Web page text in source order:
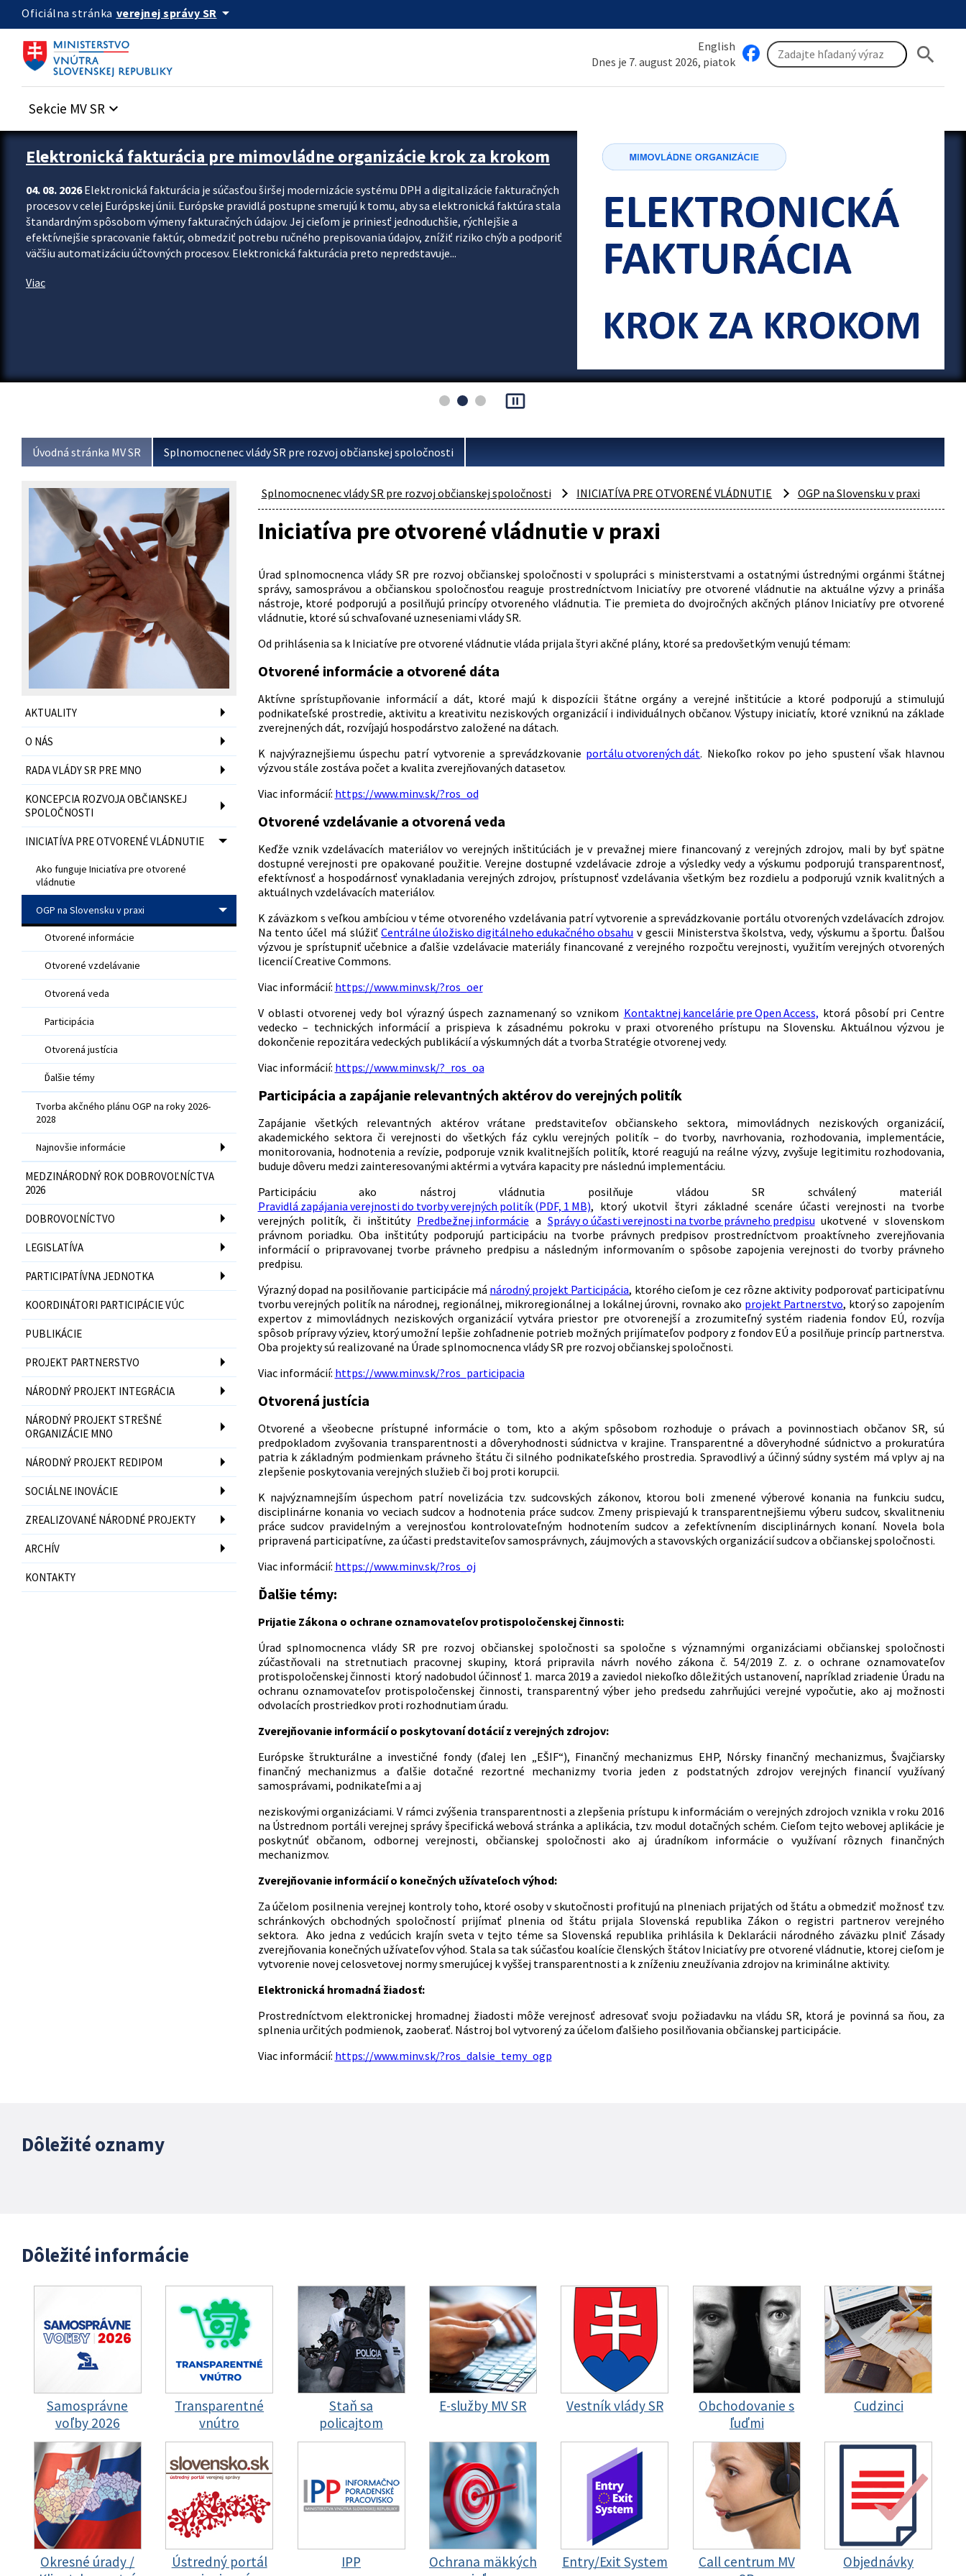
Preskocit na hlavný obsah
Oficiálna stránka verejnej správy SR arrow_drop_down
English
Dnes je 7. august 2026, piatok
search
Sekcie MV SR keyboard_arrow_down
Zastavit automatický posun upútavok
Elektronická fakturácia pre mimovládne organizácie krok za krokom
04. 08. 2026Elektronická fakturácia je súčasťou širšej modernizácie systému DPH a digitalizácie fakturačných
procesov v celej Európskej únii. Európske pravidlá postupne smerujú k tomu, aby sa elektronická faktúra stala
štandardným spôsobom výmeny fakturačných údajov. Jej cieľom je priniesť jednoduchšie, rýchlejšie a
efektívnejšie spracovanie faktúr, obmedziť potrebu ručného prepisovania údajov, znížiť riziko chýb a podporiť
väčšiu automatizáciu účtovných procesov. Elektronická fakturácia preto nepredstavuje...
Viac
pause_presentation
Úvodná stránka MV SR Splnomocnenec vlády SR pre rozvoj občianskej spoločnosti
AKTUALITY
O NÁS
RADA VLÁDY SR PRE MNO
KONCEPCIA ROZVOJA OBČIANSKEJ
SPOLOČNOSTI
INICIATÍVA PRE OTVORENÉ VLÁDNUTIE
Ako funguje Iniciatíva pre otvorené
vládnutie
OGP na Slovensku v praxi
Otvorené informácie
Otvorené vzdelávanie
Otvorená veda
Participácia
Otvorená justícia
Ďalšie témy
Tvorba akčného plánu OGP na roky 2026-
2028
Najnovšie informácie
MEDZINÁRODNÝ ROK DOBROVOĽNÍCTVA
2026
DOBROVOĽNÍCTVO
LEGISLATÍVA
PARTICIPATÍVNA JEDNOTKA
KOORDINÁTORI PARTICIPÁCIE VÚC
PUBLIKÁCIE
PROJEKT PARTNERSTVO
NÁRODNÝ PROJEKT INTEGRÁCIA
NÁRODNÝ PROJEKT STREŠNÉ
ORGANIZÁCIE MNO
NÁRODNÝ PROJEKT REDIPOM
SOCIÁLNE INOVÁCIE
ZREALIZOVANÉ NÁRODNÉ PROJEKTY
ARCHÍV
KONTAKTY
Splnomocnenec vlády SR pre rozvoj občianskej spoločnosti INICIATÍVA PRE OTVORENÉ VLÁDNUTIE OGP na Slovensku v praxi
Iniciatíva pre otvorené vládnutie v praxi
Úrad splnomocnenca vlády SR pre rozvoj občianskej spoločnosti v spolupráci s ministerstvami a ostatnými ústrednými orgánmi štátnej
správy, samosprávou a občianskou spoločnosťou reaguje prostredníctvom Iniciatívy pre otvorené vládnutie na aktuálne výzvy a prináša
nástroje, ktoré podporujú a posilňujú princípy otvoreného vládnutia. Tie premieta do dvojročných akčných plánov Iniciatívy pre otvorené
vládnutie, ktoré sú schvaľované uzneseniami vlády SR.
Od prihlásenia sa k Iniciatíve pre otvorené vládnutie vláda prijala štyri akčné plány, ktoré sa predovšetkým venujú témam:
Otvorené informácie a otvorené dáta
Aktívne sprístupňovanie informácií a dát, ktoré majú k dispozícii štátne orgány a verejné inštitúcie a ktoré podporujú a stimulujú
podnikateľské prostredie, aktivitu a kreativitu neziskových organizácií i individuálnych občanov. Výstupy iniciatív, ktoré vzniknú na základe
zverejnených dát, rozvíjajú hospodárstvo založené na dátach.
K najvýraznejšiemu úspechu patrí vytvorenie a sprevádzkovanie portálu otvorených dát. Niekoľko rokov po jeho spustení však hlavnou
výzvou stále zostáva počet a kvalita zverejňovaných datasetov.
Viac informácií: https://www.minv.sk/?ros_od
Otvorené vzdelávanie a otvorená veda
Keďže vznik vzdelávacích materiálov vo verejných inštitúciách je v prevažnej miere financovaný z verejných zdrojov, mali by byť spätne
dostupné verejnosti pre opakované použitie. Verejne dostupné vzdelávacie zdroje a výsledky vedy a výskumu podporujú transparentnosť,
efektívnosť a hospodárnosť vynakladania verejných zdrojov, prístupnosť vzdelávania všetkým bez rozdielu a podporujú vznik kvalitných a
aktuálnych vzdelávacích materiálov.
K záväzkom s veľkou ambíciou v téme otvoreného vzdelávania patrí vytvorenie a sprevádzkovanie portálu otvorených vzdelávacích zdrojov.
Na tento účel má slúžiťCentrálne úložisko digitálneho edukačného obsahu v gescii Ministerstva školstva, vedy, výskumu a športu. Ďalšou
výzvou je sprístupniť učebnice a ďalšie vzdelávacie materiály financované z verejného rozpočtu verejnosti, využitím verejných otvorených
licencií Creative Commons.
Viac informácií: https://www.minv.sk/?ros_oer
V oblasti otvorenej vedy bol výrazný úspech zaznamenaný so vznikom Kontaktnej kancelárie pre Open Access, ktorá pôsobí pri Centre
vedecko – technických informácií a prispieva k zásadnému pokroku v praxi otvoreného prístupu na Slovensku. Aktuálnou výzvou je
dokončenie repozitára vedeckých publikácií a výskumných dát a tvorba Stratégie otvorenej vedy.
Viac informácií: https://www.minv.sk/?_ros_oa
Participácia a zapájanie relevantných aktérov do verejných politík
Zapájanie všetkých relevantných aktérov vrátane predstaviteľov občianskeho sektora, mimovládnych neziskových organizácií,
akademického sektora či verejnosti do všetkých fáz cyklu verejných politík – do tvorby, navrhovania, rozhodovania, implementácie,
monitorovania, hodnotenia a revízie, podporuje vznik kvalitnejších politík, ktoré reagujú na reálne výzvy, zvyšuje legitimitu rozhodovania,
buduje dôveru medzi zainteresovanými aktérmi a vytvára kapacity pre následnú implementáciu.
Participáciu ako nástroj vládnutia posilňuje vládou SR schválený materiál
Pravidlá zapájania verejnosti do tvorby verejných politík (PDF, 1 MB), ktorý ukotvil štyri základné scenáre účasti verejnosti na tvorbe
verejných politík, či inštitúty Predbežnej informácie a Správy o účasti verejnosti na tvorbe právneho predpisu ukotvené v slovenskom
právnom poriadku. Oba inštitúty podporujú participáciu na tvorbe právnych predpisov prostredníctvom proaktívneho zverejňovania
informácií o pripravovanej tvorbe právneho predpisu a následným informovaním o spôsobe zapojenia verejnosti do tvorby právneho
predpisu.
Výrazný dopad na posilňovanie participácie má národný projekt Participácia, ktorého cieľom je cez rôzne aktivity podporovať participatívnu
tvorbu verejných politík na národnej, regionálnej, mikroregionálnej a lokálnej úrovni, rovnako ako projekt Partnerstvo, ktorý so zapojením
expertov z mimovládnych neziskových organizácií vytvára priestor pre otvorenejší a zrozumiteľný systém riadenia fondov EÚ, rozvíja
spôsob prípravy výziev, ktorý umožní lepšie zohľadnenie potrieb možných prijímateľov podpory z fondov EÚ a posilňuje princíp partnerstva.
Oba projekty sú realizované na Úrade splnomocnenca vlády SR pre rozvoj občianskej spoločnosti.
Viac informácií: https://www.minv.sk/?ros_participacia
Otvorená justícia
Otvorené a všeobecne prístupné informácie o tom, kto a akým spôsobom rozhoduje o právach a povinnostiach občanov SR, sú
predpokladom zvyšovania transparentnosti a dôveryhodnosti súdnictva v krajine. Transparentné a dôveryhodné súdnictvo a prokuratúra
patria k základným podmienkam právneho štátu či silného podnikateľského prostredia. Spravodlivý a účinný súdny systém má vplyv aj na
zlepšenie poskytovania verejných služieb či boj proti korupcii.
K najvýznamnejším úspechom patrí novelizácia tzv. sudcovských zákonov, ktorou boli zmenené výberové konania na funkciu sudcu,
disciplinárne konania vo veciach sudcov a hodnotenia práce sudcov. Zmeny prispievajú k transparentnejšiemu výberu sudcov, skvalitneniu
práce sudcov pravidelným a verejnosťou kontrolovateľným hodnotením sudcov a zefektívnením disciplinárnych konaní. Novela bola
pripravená participatívne, za účasti predstaviteľov samosprávnych, záujmových a stavovských organizácií sudcov a občianskej spoločnosti.
Viac informácií: https://www.minv.sk/?ros_oj
Ďalšie témy:
Prijatie Zákona o ochrane oznamovateľov protispoločenskej činnosti:
Úrad splnomocnenca vlády SR pre rozvoj občianskej spoločnosti sa spoločne s významnými organizáciami občianskej spoločnosti
zúčastňovali na stretnutiach pracovnej skupiny, ktorá pripravila návrh nového zákona č. 54/2019 Z. z. o ochrane oznamovateľov
protispoločenskej činnosti ktorý nadobudol účinnosť 1. marca 2019 a zaviedol niekoľko dôležitých ustanovení, napríklad zriadenie Úradu na
ochranu oznamovateľov protispoločenskej činnosti, transparentný výber jeho predsedu zahrňujúci verejné vypočutie, ako aj možnosti
odvolacích prostriedkov proti rozhodnutiam úradu.
Zverejňovanie informácií o poskytovaní dotácií z verejných zdrojov:
Európske štrukturálne a investičné fondy (ďalej len „EŠIF“), Finančný mechanizmus EHP, Nórsky finančný mechanizmus, Švajčiarsky
finančný mechanizmus a ďalšie dotačné rezortné mechanizmy tvoria jeden z podstatných zdrojov verejných financií využívaný
samosprávami, podnikateľmi a aj
neziskovými organizáciami. V rámci zvýšenia transparentnosti a zlepšenia prístupu k informáciám o verejných zdrojoch vznikla v roku 2016
na Ústrednom portáli verejnej správy špecifická webová stránka a aplikácia, tzv. modul dotačných schém. Cieľom tejto webovej aplikácie je
poskytnúť občanom, odbornej verejnosti, občianskej spoločnosti ako aj úradníkom informácie o využívaní rôznych finančných
mechanizmov.
Zverejňovanie informácií o konečných užívateľoch výhod:
Za účelom posilnenia verejnej kontroly toho, ktoré osoby v skutočnosti profitujú na plneniach prijatých od štátu a obmedziť možnosť tzv.
schránkových obchodných spoločností prijímať plnenia od štátu prijala Slovenská republika Zákon o registri partnerov verejného
sektora. Ako jedna z vedúcich krajín sveta v tejto téme sa Slovenská republika prihlásila k Deklarácii národného záväzku plniť Zásady
zverejňovania konečných užívateľov výhod. Stala sa tak súčasťou koalície členských štátov Iniciatívy pre otvorené vládnutie, ktorej cieľom je
vytvorenie novej celosvetovej normy smerujúcej k vyššej transparentnosti a k zníženiu zneužívania zdrojov na kriminálne aktivity.
Elektronická hromadná žiadosť:
Prostredníctvom elektronickej hromadnej žiadosti môže verejnosť adresovať svoju požiadavku na vládu SR, ktorá je povinná sa ňou, za
splnenia určitých podmienok, zaoberať. Nástroj bol vytvorený za účelom ďalšieho posilňovania občianskej participácie.
Viac informácií: https://www.minv.sk/?ros_dalsie_temy_ogp
Dôležité oznamy
Dôležité informácie
Samosprávne
voľby 2026
Transparentné
vnútro
Staň sa
policajtom
E-služby MV SR Vestník vlády SR
Obchodovanie s
ľuďmi
Cudzinci
Okresné úrady /
Ústredný portál
IPP
Ochrana mäkkých
Entry/Exit System
Call centrum MV
Objednávky